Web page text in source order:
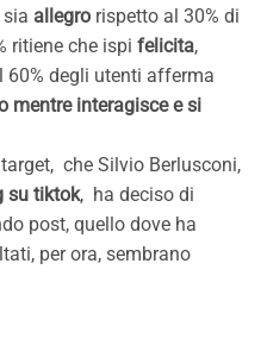
sia allegro rispetto al 30% di
ritiene che ispi felicita,
degli utenti afferma
mentre interagisce e si
che Silvio Berlusconi,
su tiktok, ha deciso di
post, quello dove ha
per ora, sembrano